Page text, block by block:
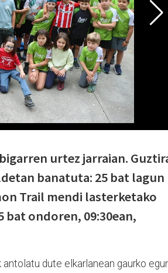
urtez jarraian.
banatuta: 25 bat lagun
Trail mendi lasterketako
bat ondoren, 09:30ean,
dute elkarlanean gaurko